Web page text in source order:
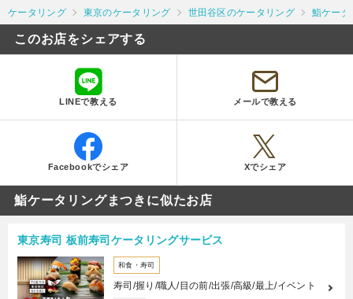
ケータリング 東京のケータリング 世田谷区のケータリング 鮨ケー
このお店をシェアする
LINEで教える メールで教える
Facebookでシェア Xでシェア
鮨ケータリングまつきに似たお店
東京寿司 板前寿司ケータリングサービス
和食・寿司
寿司/握り/職人/目の前/出張/高級/最上/イベント